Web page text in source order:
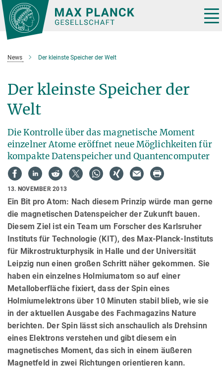
Hauptinhalt
News Der kleinste Speicher der Welt
Der kleinste Speicher der
Welt
Die Kontrolle über das magnetische Moment
einzelner Atome eröffnet neue Möglichkeiten für
kompakte Datenspeicher und Quantencomputer
13. NOVEMBER 2013
Ein Bit pro Atom: Nach diesem Prinzip würde man gerne
die magnetischen Datenspeicher der Zukunft bauen.
Diesem Ziel ist ein Team um Forscher des Karlsruher
Instituts für Technologie (KIT), des Max-Planck-Instituts
für Mikrostrukturphysik in Halle und der Universität
Leipzig nun einen großen Schritt näher gekommen. Sie
haben ein einzelnes Holmiumatom so auf einer
Metalloberfläche fixiert, dass der Spin eines
Holmiumelektrons über 10 Minuten stabil blieb, wie sie
in der aktuellen Ausgabe des Fachmagazins Nature
berichten. Der Spin lässt sich anschaulich als Drehsinn
eines Elektrons verstehen und gibt diesem ein
magnetisches Moment, das sich in einem äußeren
Magnetfeld in zwei Richtungen orientieren kann.